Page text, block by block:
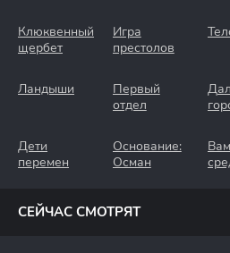
Клюквенный
щербет
Игра
престолов
Ландыши
Первый
отдел
Дети
перемен
Основание:
Осман
СЕЙЧАС СМОТРЯТ